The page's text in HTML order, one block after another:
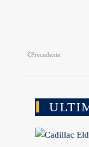
Precedente